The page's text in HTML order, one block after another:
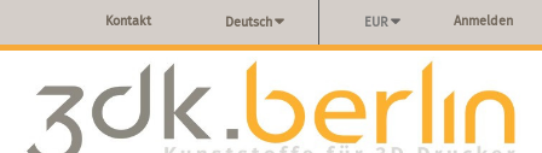
Anmelden
EUR
Deutsch
Kontakt